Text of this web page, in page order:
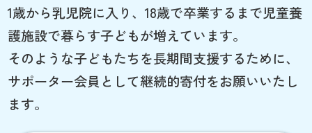
1歳から乳児院に入り、18歳で卒業するまで児童養
護施設で暮らす子どもが増えています。
そのような子どもたちを長期間支援するために、
サポーター会員として継続的寄付をお願いいたし
ます。